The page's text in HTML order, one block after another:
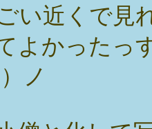
い近くで見
よかったっ
ノ